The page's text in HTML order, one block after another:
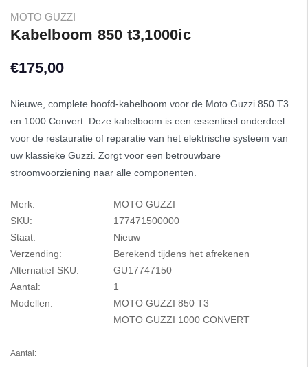
MOTO GUZZI
Kabelboom 850 t3,1000ic
€175,00
Nieuwe, complete hoofd-kabelboom voor de Moto Guzzi 850 T3
en 1000 Convert. Deze kabelboom is een essentieel onderdeel
voor de restauratie of reparatie van het elektrische systeem van
uw klassieke Guzzi. Zorgt voor een betrouwbare
stroomvoorziening naar alle componenten.
Merk:
MOTO GUZZI
SKU:
177471500000
Staat:
Nieuw
Verzending:
Berekend tijdens het afrekenen
Alternatief SKU:
GU17747150
Aantal:
1
Modellen:
MOTO GUZZI 850 T3
MOTO GUZZI 1000 CONVERT
Aantal: